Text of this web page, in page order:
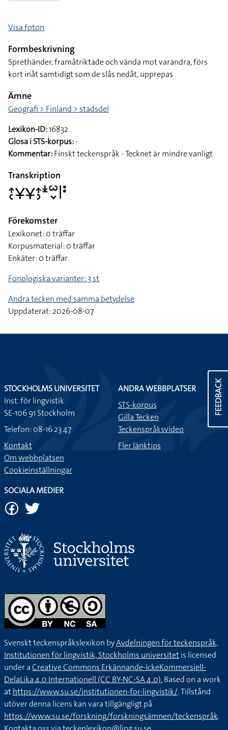
Visa foton
Formbeskrivning
Sprethänder, framåtriktade och vända mot varandra, förs
kort inåt samtidigt som de slås nedåt, upprepas
Ämne
Geografi > Finland > stadsdel
Lexikon-ID:16832
Glosa i STS-korpus:-
Kommentar:Finskt teckenspråk - Tecknet är mindre vanligt
Transkription
􌤴􌥗􌥃􌥃􌤴􌤶􌥶􌥱􌦀􌥼􌥻
Förekomster
Lexikonet: 0 träffar
Korpusmaterial: 0 träffar
Enkäter: 0 träffar
Fonologiska varianter: 3 st
Andra tecken med samma betydelse
Uppdaterat: 2026-08-07
FEEDBACK
STOCKHOLMS UNIVERSITET
Inst. för lingvistik
SE-106 91 Stockholm
Telefon: 08-16 23 47
Kontakt
Om webbplatsen
Cookieinställningar
ANDRA WEBBPLATSER
STS-korpus
Gilla Tecken
Teckenspråksvideo
Fler länktips
SOCIALA MEDIER
Svenskt teckenspråkslexikon byAvdelningen för teckenspråk,
Institutionen för lingvistik, Stockholms universitetis licensed
under aCreative Commons Erkännande-IckeKommersiell-
DelaLika 4.0 Internationell (CC BY-NC-SA 4.0).Based on a work
athttps://www.su.se/institutionen-for-lingvistik/. Tillstånd
utöver denna licens kan vara tillgängligt på
https://www.su.se/forskning/forskningsämnen/teckenspråk.